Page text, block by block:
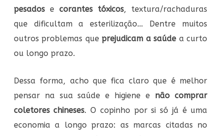
pesados e corantes tóxicos, textura/rachaduras
que dificultam a esterilização… Dentre muitos
outros problemas que prejudicam a saúde a curto
ou longo prazo.
Dessa forma, acho que fica claro que é melhor
pensar na sua saúde e higiene e não comprar
coletores chineses. O copinho por si só já é uma
economia a longo prazo: as marcas citadas no